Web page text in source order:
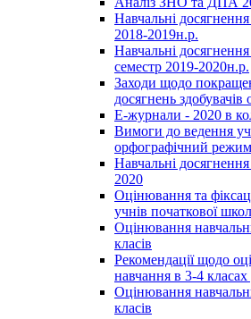
Навчальні
2018-2019н.р.
Навчальні досягнення
семестр 2019-2020н.р.
Заходи щодо
досягнень здобувачів
Е-журнали - 2020 в
Вимоги до ведення
орфографічний режим
Навчальні
2020
Оцінювання та
учнів початкової
Оцінювання
класів
Рекомендації щодо
навчання в 3-4
Оцінювання
класів